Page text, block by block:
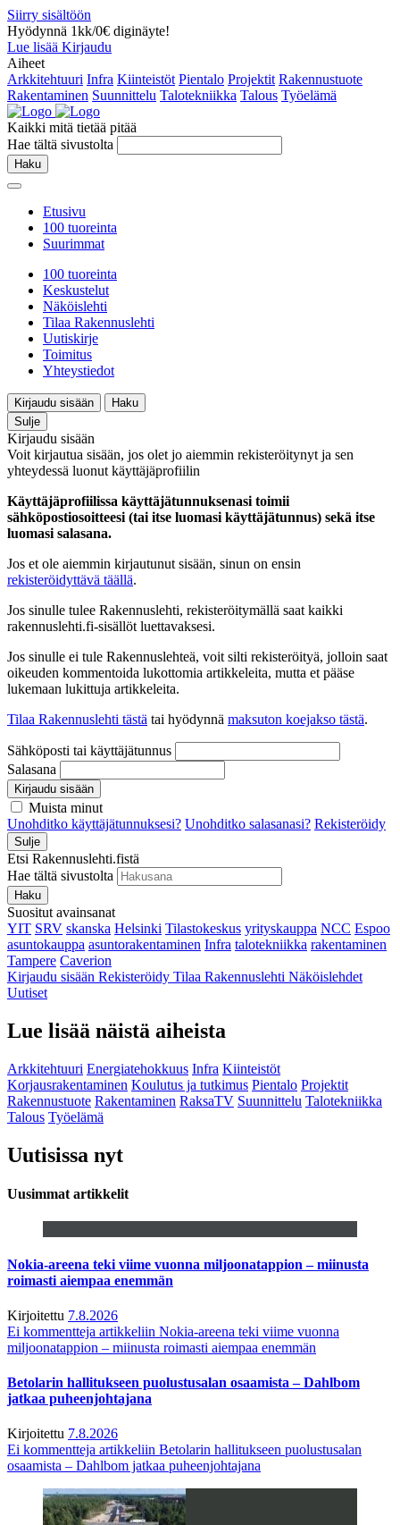
Siirry sisältöön
Hyödynnä 1kk/0€ diginäyte!
Lue lisää Kirjaudu
Aiheet
Arkkitehtuuri Infra Kiinteistöt Pientalo Projektit Rakennustuote
Rakentaminen Suunnittelu Talotekniikka Talous Työelämä
Kaikki mitä tietää pitää
Hae tältä sivustolta
Haku
Etusivu
100 tuoreinta
Suurimmat
100 tuoreinta
Keskustelut
Näköislehti
Tilaa Rakennuslehti
Uutiskirje
Toimitus
Yhteystiedot
Kirjaudu sisään
Haku
Sulje
Kirjaudu sisään
Voit kirjautua sisään, jos olet jo aiemmin rekisteröitynyt ja sen
yhteydessä luonut käyttäjäprofiilin
Käyttäjäprofiilissa käyttäjätunnuksenasi toimii
sähköpostiosoitteesi (tai itse luomasi käyttäjätunnus) sekä itse
luomasi salasana.
Jos et ole aiemmin kirjautunut sisään, sinun on ensin
rekisteröidyttävä täällä.
Jos sinulle tulee Rakennuslehti, rekisteröitymällä saat kaikki
rakennuslehti.fi-sisällöt luettavaksesi.
Jos sinulle ei tule Rakennuslehteä, voit silti rekisteröityä, jolloin saat
oikeuden kommentoida lukottomia artikkeleita, mutta et pääse
lukemaan lukittuja artikkeleita.
Tilaa Rakennuslehti tästä tai hyödynnä maksuton koejakso tästä.
Sähköposti tai käyttäjätunnus
Salasana
Kirjaudu sisään
Muista minut
Unohditko käyttäjätunnuksesi? Unohditko salasanasi? Rekisteröidy
Sulje
Etsi Rakennuslehti.fistä
Hae tältä sivustolta
Haku
Suositut avainsanat
YIT SRV skanska Helsinki Tilastokeskus yrityskauppa NCC Espoo
asuntokauppa asuntorakentaminen Infra talotekniikka rakentaminen
Tampere Caverion
Kirjaudu sisään Rekisteröidy Tilaa Rakennuslehti Näköislehdet
Uutiset
Lue lisää näistä aiheista
Arkkitehtuuri Energiatehokkuus Infra Kiinteistöt
Korjausrakentaminen Koulutus ja tutkimus Pientalo Projektit
Rakennustuote Rakentaminen RaksaTV Suunnittelu Talotekniikka
Talous Työelämä
Uutisissa nyt
Uusimmat artikkelit
Nokia-areena teki viime vuonna miljoonatappion – miinusta
roimasti aiempaa enemmän
Kirjoitettu 7.8.2026
Ei kommentteja artikkeliin Nokia-areena teki viime vuonna
miljoonatappion – miinusta roimasti aiempaa enemmän
Betolarin hallitukseen puolustusalan osaamista – Dahlbom
jatkaa puheenjohtajana
Kirjoitettu 7.8.2026
Ei kommentteja artikkeliin Betolarin hallitukseen puolustusalan
osaamista – Dahlbom jatkaa puheenjohtajana